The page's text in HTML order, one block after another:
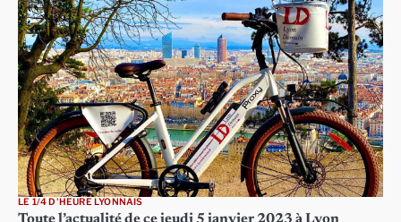
LE 1/4 D'HEURE LYONNAIS
Toute l’actualité de ce jeudi 5 janvier 2023 à Lyon